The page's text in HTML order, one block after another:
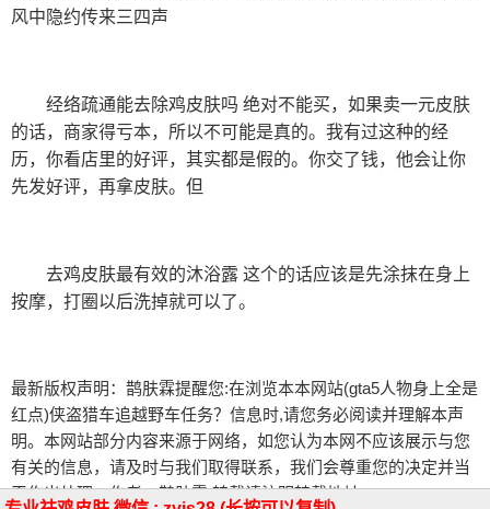
风中隐约传来三四声
经络疏通能去除鸡皮肤吗 绝对不能买，如果卖一元皮肤
的话，商家得亏本，所以不可能是真的。我有过这种的经
历，你看店里的好评，其实都是假的。你交了钱，他会让你
先发好评，再拿皮肤。但
去鸡皮肤最有效的沐浴露 这个的话应该是先涂抹在身上
按摩，打圈以后洗掉就可以了。
最新版权声明：鹊肤霖提醒您:在浏览本本网站(gta5人物身上全是
红点)侠盗猎车追越野车任务？信息时,请您务必阅读并理解本声
明。本网站部分内容来源于网络，如您认为本网不应该展示与您
有关的信息，请及时与我们取得联系，我们会尊重您的决定并当
天作出处理。作者：鹊肤霖 转载请注明转载地址